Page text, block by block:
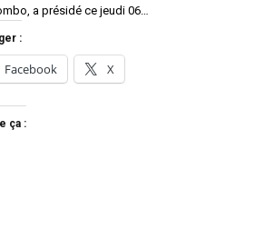
a présidé ce jeudi 06…
:
Facebook X
ça :